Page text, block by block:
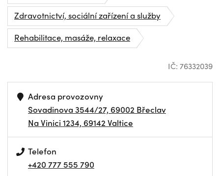
Zdravotnictví, sociální zařízení a služby
Rehabilitace, masáže, relaxace
IČ: 76332039
Adresa provozovny
Sovadinova 3544/27, 69002 Břeclav
Na Vinici 1234, 69142 Valtice
Telefon
+420 777 555 790